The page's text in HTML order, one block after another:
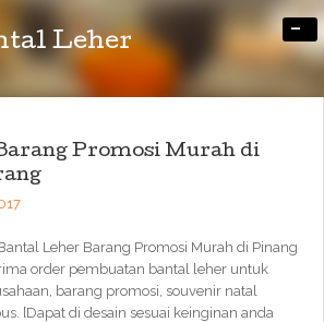
Leher -
Promosi Murah di
Leher Barang Promosi Murah di Pinang
order pembuatan bantal leher untuk
barang promosi, souvenir natal
[Dapat di desain sesuai keinginan anda